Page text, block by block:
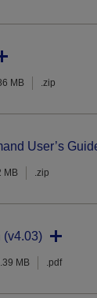
MB .zip
User’s
MB .zip
(v4.03)
MB .pdf